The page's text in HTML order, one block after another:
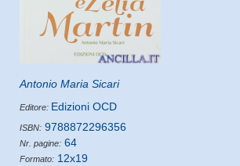
Antonio Maria Sicari
Editore: Edizioni OCD
ISBN: 9788872296356
Nr. pagine: 64
Formato: 12x19